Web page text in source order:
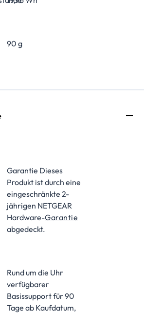
90 g
Garantie Dieses
Produkt ist durch eine
eingeschränkte 2-
jährigen NETGEAR
Hardware-Garantie
abgedeckt.
Rund um die Uhr
verfügbarer
Basissupport für 90
Tage ab Kaufdatum,